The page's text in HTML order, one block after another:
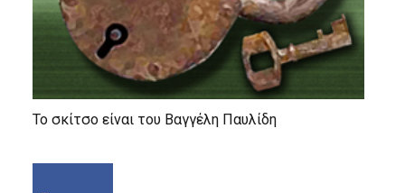
Το σκίτσο είναι του Βαγγέλη Παυλίδη